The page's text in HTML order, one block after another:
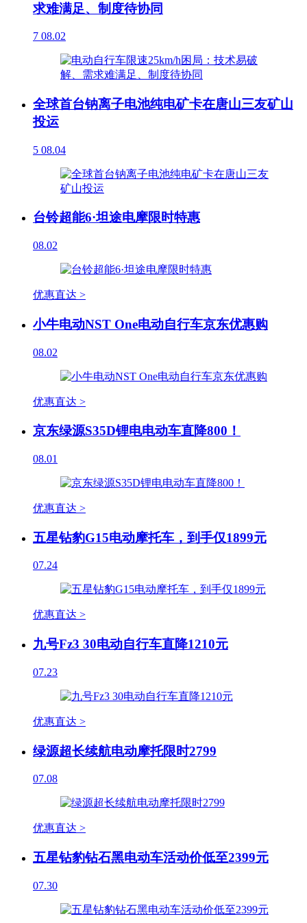
求难满足、制度待协同
7 08.02
全球首台钠离子电池纯电矿卡在唐山三友矿山
投运
5 08.04
台铃超能6·坦途电摩限时特惠
08.02
优惠直达 >
小牛电动NST One电动自行车京东优惠购
08.02
优惠直达 >
京东绿源S35D锂电电动车直降800！
08.01
优惠直达 >
五星钻豹G15电动摩托车，到手仅1899元
07.24
优惠直达 >
九号Fz3 30电动自行车直降1210元
07.23
优惠直达 >
绿源超长续航电动摩托限时2799
07.08
优惠直达 >
五星钻豹钻石黑电动车活动价低至2399元
07.30